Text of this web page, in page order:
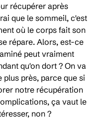
récupérer après
que le sommeil, c'est
où le corps fait son
répare. Alors, est-ce
peut vraiment
qu'on dort ? On va
plus près, parce que si
notre récupération
ça vaut le
non ?